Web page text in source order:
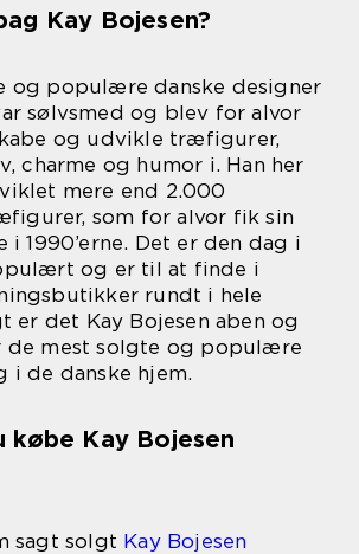
Kay Bojesen?
og populære danske designer
sølvsmed og blev for alvor
og udvikle træfigurer,
charme og humor i. Han her
mere end 2.000
som for alvor fik sin
i 1990’erne. Det er den dag i
og er til at finde i
rundt i hele
er det Kay Bojesen aben og
de mest solgte og populære
i de danske hjem.
købe Kay Bojesen
sagt solgt Kay Bojesen